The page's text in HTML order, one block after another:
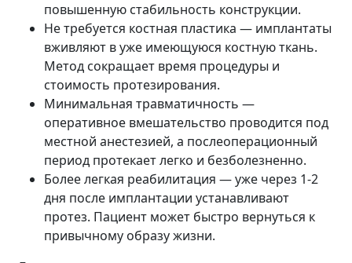
повышенную стабильность конструкции.
Не требуется костная пластика — имплантаты
вживляют в уже имеющуюся костную ткань.
Метод сокращает время процедуры и
стоимость протезирования.
Минимальная травматичность —
оперативное вмешательство проводится под
местной анестезией, а послеоперационный
период протекает легко и безболезненно.
Более легкая реабилитация — уже через 1-2
дня после имплантации устанавливают
протез. Пациент может быстро вернуться к
привычному образу жизни.